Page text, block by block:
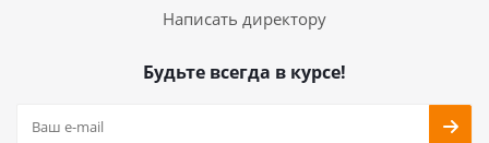
Написать директору
Будьте всегда в курсе!